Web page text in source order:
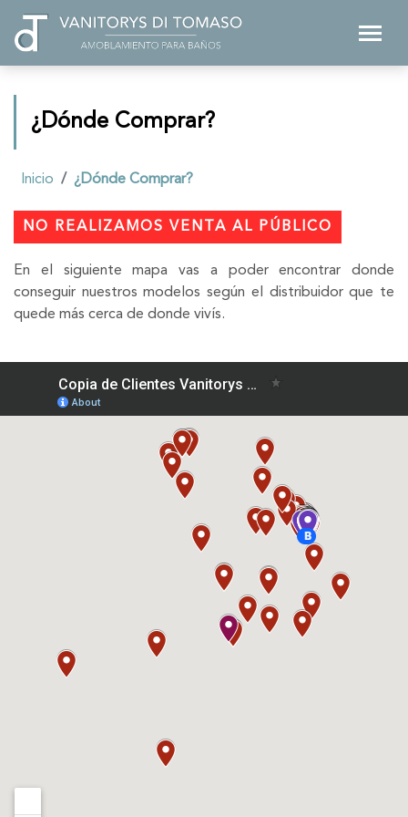
¿Dónde Comprar?
Inicio ¿Dónde Comprar?
NO REALIZAMOS VENTA AL PÚBLICO
En el siguiente mapa vas a poder encontrar donde
conseguir nuestros modelos según el distribuidor que te
quede más cerca de donde vivís.